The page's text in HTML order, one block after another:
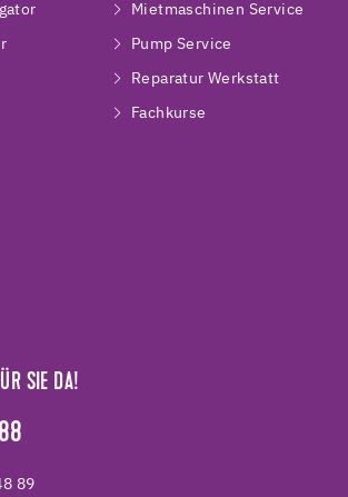
Mietmaschinen Service
Pump Service
Reparatur Werkstatt
Fachkurse
SIE DA!
89